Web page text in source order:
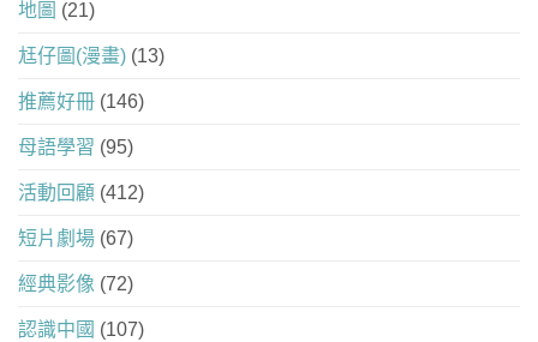
地圖 (21)
尪仔圖(漫畫) (13)
推薦好冊 (146)
母語學習 (95)
活動回顧 (412)
短片劇場 (67)
經典影像 (72)
認識中國 (107)